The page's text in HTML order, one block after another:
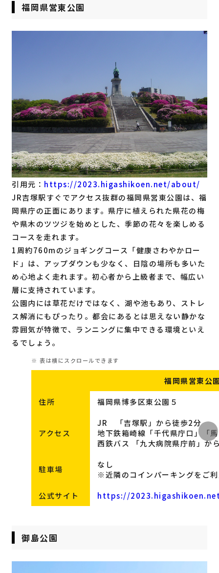
福岡県営東公園
引用元： https://2023.higashikoen.net/about/
JR吉塚駅すぐでアクセス抜群の福岡県営東公園は、福
岡県庁の正面にあります。県庁に植えられた県花の梅
や県木のツツジを始めとした、季節の花々を楽しめる
コースを走れます。
1周約760mのジョギングコース「健康さわやかロー
ド」は、アップダウンも少なく、日陰の場所も多いた
め心地よく走れます。初心者から上級者まで、幅広い
層に支持されています。
公園内には草花だけではなく、湖や池もあり、ストレ
ス解消にもぴったり。都会にあるとは思えない静かな
雰囲気が特徴で、ランニングに集中できる環境といえ
るでしょう。
福岡県営東公
住所 福岡県博多区東公園５
アクセス
JR 「吉塚駅」から徒歩2分
地下鉄箱崎線「千代県庁口」「
西鉄バス 「九大病院県庁前」か
駐車場
なし
※近隣のコインパーキングをご
公式サイト https://
御島公園